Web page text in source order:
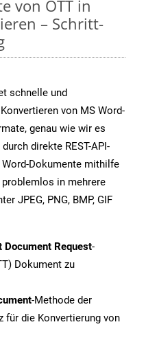
von OTT in
– Schritt-
schnelle und
von MS Word-
genau wie wir es
direkte REST-API-
Dokumente mithilfe
in mehrere
JPEG, PNG, BMP, GIF
Document Request-
Dokument zu
-Methode der
für die Konvertierung von